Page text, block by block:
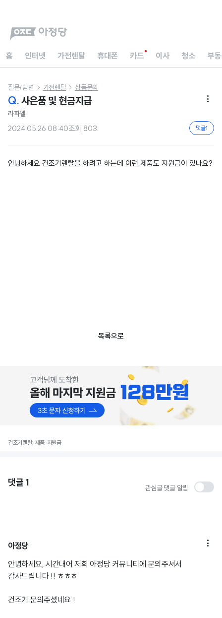
홈 인터넷 가전렌탈 휴대폰 카드 이사 청소 부
질문/답변  가전렌탈  상품문의
Q. 사은품 및 현금지급 
라파엘
2024.05.26 08:40조회 803 댓글1
안녕하세요 건조기렌탈을 하려고 하는데 이런 제품도 지원금이 있나요?
목록으로
건조기렌탈, 제품, 지원금
댓글 1 관심글 댓글 알림
아정당 
안녕하세요, 시간내어 저희 아정당 커뮤니티에 문의주셔서
감사드립니다 !! ㅎㅎㅎ
건조기 문의주셨네요 !